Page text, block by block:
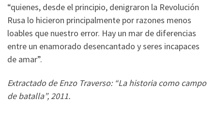
“quienes, desde el principio, denigraron la Revolución
Rusa lo hicieron principalmente por razones menos
loables que nuestro error. Hay un mar de diferencias
entre un enamorado desencantado y seres incapaces
de amar”.
Extractado de Enzo Traverso: “La historia como campo
de batalla”, 2011.